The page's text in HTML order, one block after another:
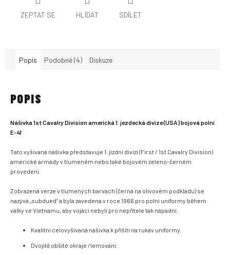
ZEPTAT SE HLÍDAT SDÍLET
Popis Podobné (4) Diskuze
POPIS
Nášivka 1st Cavalry Division americká 1. jezdecká divize (USA) bojová polní
E-41
Tato vyšívaná nášivka představuje 1. jízdní divizi (First / 1st Cavalry Division)
americké armády v tlumeném nebo také bojovém zeleno-černém
provedení.
Zobrazená verze v tlumených barvách (černá na olivovém podkladu) se
nazývá „subdued“ a byla zavedena v roce 1966 pro polní uniformy během
války ve Vietnamu, aby vojáci nebyli pro nepřítele tak nápadní.
Kvalitní celovyšívaná nášivka k přišití na rukáv uniformy.
Dvojitě obšité okraje /lemování.